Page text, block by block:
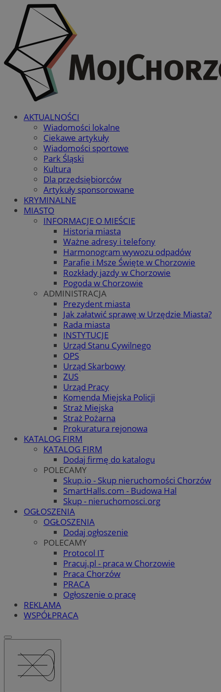
AKTUALNOŚCI
Wiadomości lokalne
Ciekawe artykuły
Wiadomości sportowe
Park Śląski
Kultura
Dla przedsiębiorców
Artykuły sponsorowane
KRYMINALNE
MIASTO
INFORMACJE O MIEŚCIE
Historia miasta
Ważne adresy i telefony
Harmonogram wywozu odpadów
Parafie i Msze Święte w Chorzowie
Rozkłady jazdy w Chorzowie
Pogoda w Chorzowie
ADMINISTRACJA
Prezydent miasta
Jak załatwić sprawę w Urzędzie Miasta?
Rada miasta
INSTYTUCJE
Urząd Stanu Cywilnego
OPS
Urząd Skarbowy
ZUS
Urząd Pracy
Komenda Miejska Policji
Straż Miejska
Straż Pożarna
Prokuratura rejonowa
KATALOG FIRM
KATALOG FIRM
Dodaj firmę do katalogu
POLECAMY
Skup.io - Skup nieruchomości Chorzów
SmartHalls.com - Budowa Hal
Skup - nieruchomosci.org
OGŁOSZENIA
OGŁOSZENIA
Dodaj ogłoszenie
POLECAMY
Protocol IT
Pracuj.pl - praca w Chorzowie
Praca Chorzów
PRACA
Ogłoszenie o pracę
REKLAMA
WSPÓŁPRACA